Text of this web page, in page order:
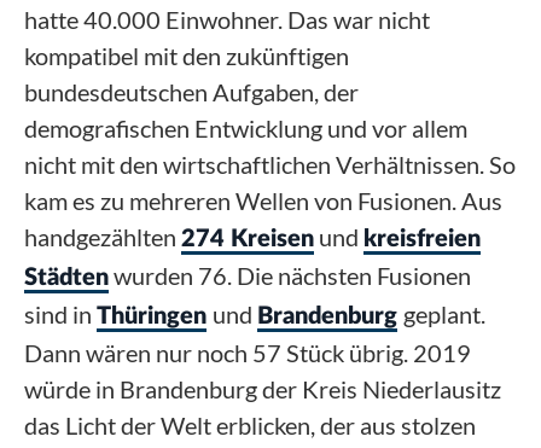
hatte 40.000 Einwohner. Das war nicht
kompatibel mit den zukünftigen
bundesdeutschen Aufgaben, der
demografischen Entwicklung und vor allem
nicht mit den wirtschaftlichen Verhältnissen. So
kam es zu mehreren Wellen von Fusionen. Aus
handgezählten 274 Kreisen und kreisfreien
Städten wurden 76. Die nächsten Fusionen
sind in Thüringen und Brandenburg geplant.
Dann wären nur noch 57 Stück übrig. 2019
würde in Brandenburg der Kreis Niederlausitz
das Licht der Welt erblicken, der aus stolzen